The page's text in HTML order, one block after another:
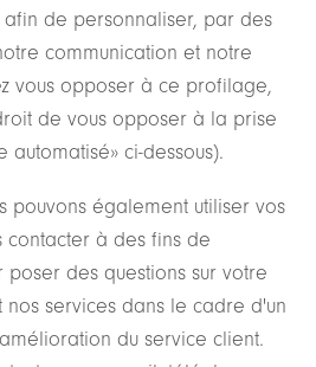
de personnaliser, par des
communication et notre
vous opposer à ce profilage,
de vous opposer à la prise
ci-dessous).
pouvons également utiliser vos
contacter à des fins de
des questions sur votre
services dans le cadre d'un
du service client.